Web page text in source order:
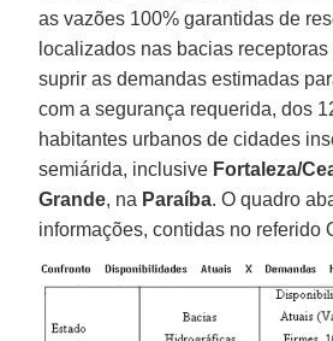
as vazões 100% garantidas de
localizados nas bacias
suprir as demandas estimadas
com a segurança requerida, dos
habitantes urbanos de cidades
semiárida, inclusive Fortaleza/
Grande, na Paraíba. O quadro
informações, contidas no referido